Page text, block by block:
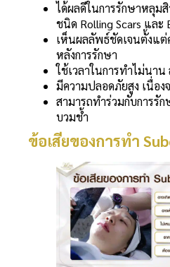
ได้ผลดีในการรักษาหลุม
ชนิด Rolling Scars และ
เห็นผลลัพธ์ชัดเจนตั้งแต่
หลังการรักษา
ใช้เวลาในการทำไม่นา
มีความปลอดภัยสูง เนื่อง
สามารถทำร่วมกับการรั
บวมช้ำ
ข้อเสียของการทำ